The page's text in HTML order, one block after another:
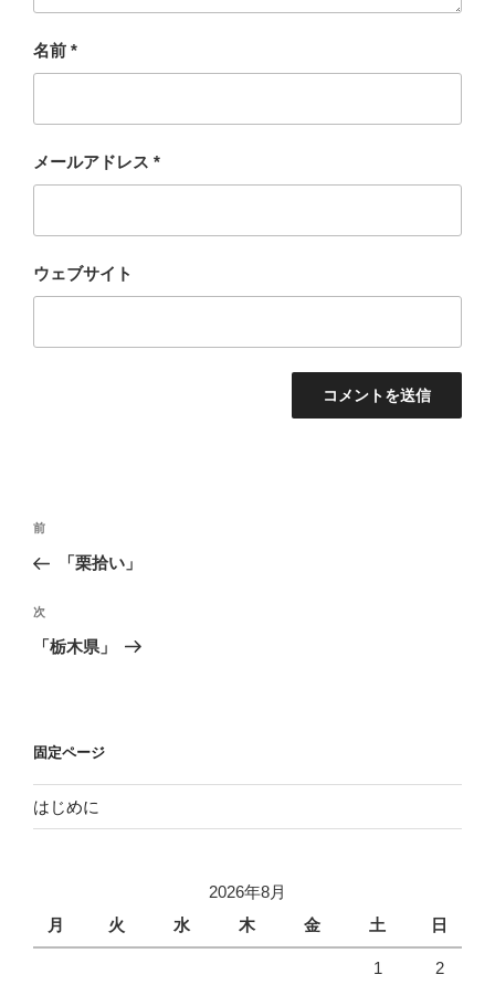
名前 *
メールアドレス *
ウェブサイト
投
ビ
ゲ
ン
過
去
投
稿
前
「栗拾い」
次
の
次
「栃木県」
固定ページ
はじめに
2026年8月
月
火 水 木 金 土 日
1 2